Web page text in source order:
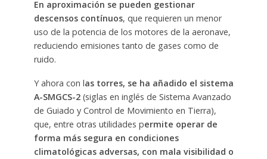
En aproximación se pueden gestionar
descensos contínuos, que requieren un menor
uso de la potencia de los motores de la aeronave,
reduciendo emisiones tanto de gases como de
ruido.
Y ahora con las torres, se ha añadido el sistema
A-SMGCS-2(siglas en inglés de Sistema Avanzado
de Guiado y Control de Movimiento en Tierra),
que, entre otras utilidades permite operar de
forma más segura en condiciones
climatológicas adversas, con mala visibilidad o